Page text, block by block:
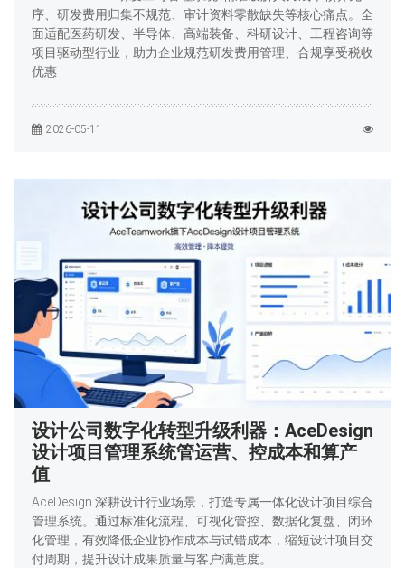
序、研发费用归集不规范、审计资料零散缺失等核心痛点。全
面适配医药研发、半导体、高端装备、科研设计、工程咨询等
项目驱动型行业，助力企业规范研发费用管理、合规享受税收
优惠
2026-05-11
设计公司数字化转型升级利器：AceDesign
设计项目管理系统管运营、控成本和算产
值
AceDesign 深耕设计行业场景，打造专属一体化设计项目综合
管理系统。通过标准化流程、可视化管控、数据化复盘、闭环
化管理，有效降低企业协作成本与试错成本，缩短设计项目交
付周期，提升设计成果质量与客户满意度。